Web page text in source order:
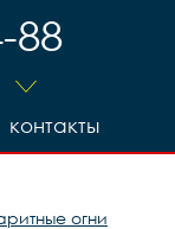
88
контакты
огни